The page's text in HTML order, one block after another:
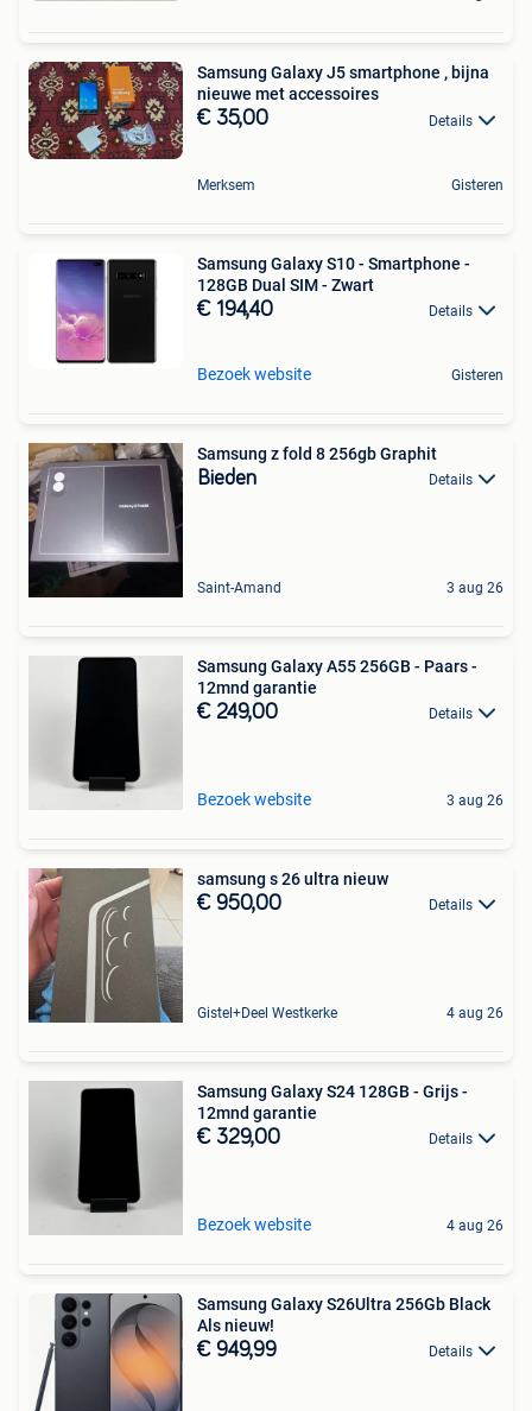
Samsung Galaxy J5 smartphone , bijna
nieuwe met accessoires
€ 35,00 Details
Merksem Gisteren
Samsung Galaxy S10 - Smartphone -
128GB Dual SIM - Zwart
€ 194,40 Details
Bezoek website Gisteren
Samsung z fold 8 256gb Graphit
Bieden Details
Saint-Amand 3 aug 26
Samsung Galaxy A55 256GB - Paars -
12mnd garantie
€ 249,00 Details
Bezoek website 3 aug 26
samsung s 26 ultra nieuw
€ 950,00 Details
Gistel+Deel Westkerke 4 aug 26
Samsung Galaxy S24 128GB - Grijs -
12mnd garantie
€ 329,00 Details
Bezoek website 4 aug 26
Samsung Galaxy S26Ultra 256Gb Black
Als nieuw!
€ 949,99 Details